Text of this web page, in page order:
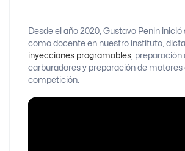
Desde el año 2020, Gustavo Penin
como docente en nuestro instituto,
inyecciones programables , preparación
carburadores y preparación de motores
competición.